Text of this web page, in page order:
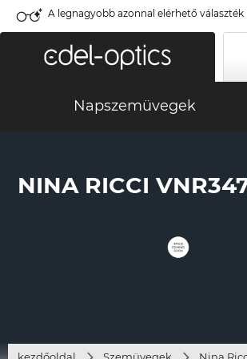
A legnagyobb azonnal elérhető választék
Napszemüvegek
NINA RICCI